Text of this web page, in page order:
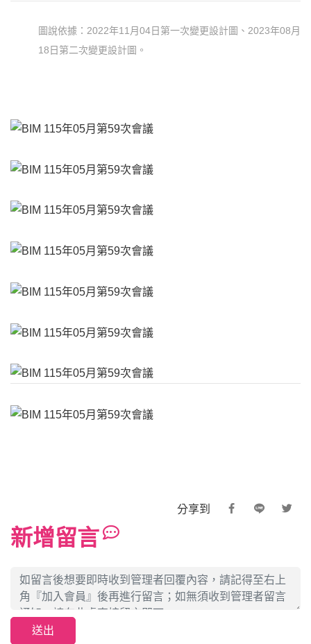
圖說依據：2022年11月04日第一次變更設計圖、2023年08月
18日第二次變更設計圖。
分享到
新增留言
送出